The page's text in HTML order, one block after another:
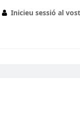
Inicieu sessió al